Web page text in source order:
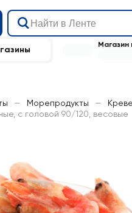
Магазин
— Морепродукты —
с головой 90/120, весовые